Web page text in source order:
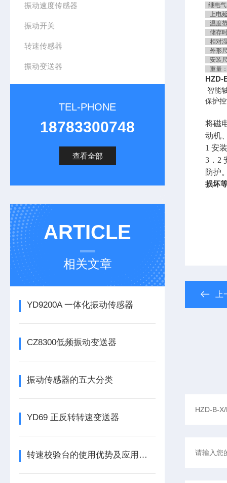
振动速度传感器
振动开关
转速传感器
振动变送器
TEL-PHONE
18783300748
查看全部
ARTICLE
相关文章
YD9200A 一体化振动传感器
CZ8300低频振动变送器
振动传感器的五大分类
YD69 正反转转速变送器
转速校验台的使用优势及应用有哪些
继电
上电
温度
储存
相对
外形
安装
重量
HZD-
智能
保护
将磁
动机
1 安
3．2
防护
损坏